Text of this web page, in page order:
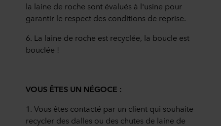
la laine de roche sont évalués à l'usine pour
garantir le respect des conditions de reprise.
6. La laine de roche est recyclée, la boucle est
bouclée !
VOUS ÊTES UN NÉGOCE :
1. Vous êtes contacté par un client qui souhaite
recycler des dalles ou des chutes de laine de